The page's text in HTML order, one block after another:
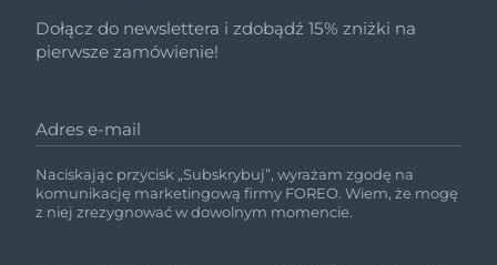
Dołącz do newslettera i zdobądź 15% zniżki na
pierwsze zamówienie!
Adres e-mail
Naciskając przycisk „Subskrybuj”, wyrażam zgodę na
komunikację marketingową firmy FOREO. Wiem, że mogę
z niej zrezygnować w dowolnym momencie.